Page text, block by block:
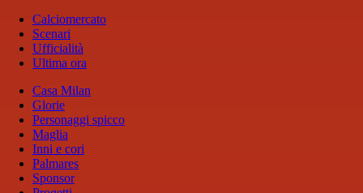
Calciomercato
Scenari
Ufficialità
Ultima ora
Casa Milan
Glorie
Personaggi spicco
Maglia
Inni e cori
Palmares
Sponsor